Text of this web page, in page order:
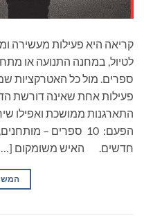
קריאה היא פעילות מעשירה
לטיול, במחנה התנועה או
ספרים. מול כל האטרקציות
פעילות אחת שאינה דורשת
התארגנות ממושכת ואפילו
הפעם: 10 ספרים –
חדשים. האיש משומקום